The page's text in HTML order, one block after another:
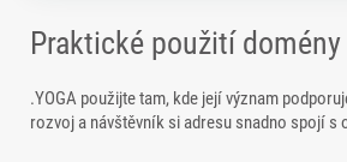
Praktické použití domény
.YOGA použijte tam, kde její význam
rozvoj a návštěvník si adresu snadno spojí s